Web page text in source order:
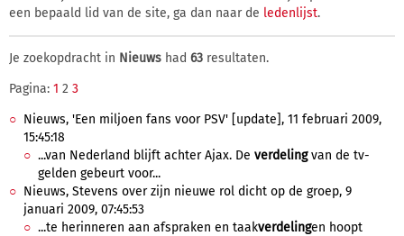
een bepaald lid van de site, ga dan naar de ledenlijst.
Je zoekopdracht in Nieuws had 63 resultaten.
Pagina: 1 2 3
Nieuws, 'Een miljoen fans voor PSV' [update], 11 februari 2009,
15:45:18
...van Nederland blijft achter Ajax. De verdelingvan de tv-
gelden gebeurt voor...
Nieuws, Stevens over zijn nieuwe rol dicht op de groep, 9
januari 2009, 07:45:53
...te herinneren aan afspraken en taakverdelingen hoopt